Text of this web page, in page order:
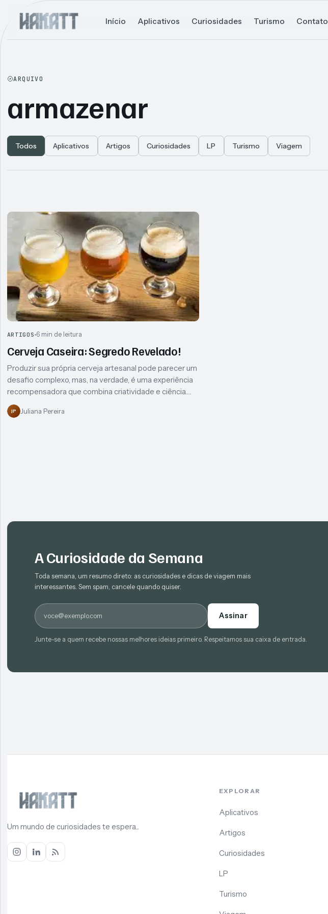
Início Aplicativos Curiosidades Turismo Contato
ARQUIVO
armazenar
Todos Aplicativos Artigos Curiosidades LP Turismo Viagem
Articles
ARTIGOS 6 min de leitura
Cerveja Caseira: Segredo Revelado!
Produzir sua própria cerveja artesanal pode parecer um
desafio complexo, mas, na verdade, é uma experiência
recompensadora que combina criatividade e ciência.…
JP Juliana Pereira
A Curiosidade da Semana
Toda semana, um resumo direto: as curiosidades e dicas de viagem mais
interessantes. Sem spam, cancele quando quiser.
E-mail
Assinar
Junte-se a quem recebe nossas melhores ideias primeiro. Respeitamos sua caixa de entrada.
Um mundo de curiosidades te espera...
EXPLORAR
Aplicativos
Artigos
Curiosidades
LP
Turismo